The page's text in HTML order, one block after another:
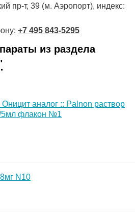
пр-т, 39 (м. Аэропорт), индекс:
+7 495 843-5295
из раздела
аналог :: Palnon раствор
5мл флакон №1
N10